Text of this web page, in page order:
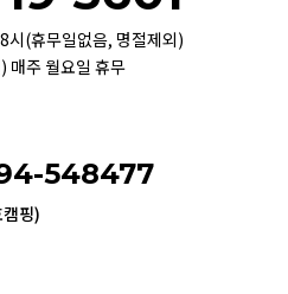
시(휴무일없음, 명절제외)
매주 월요일 휴무
548477
핑)